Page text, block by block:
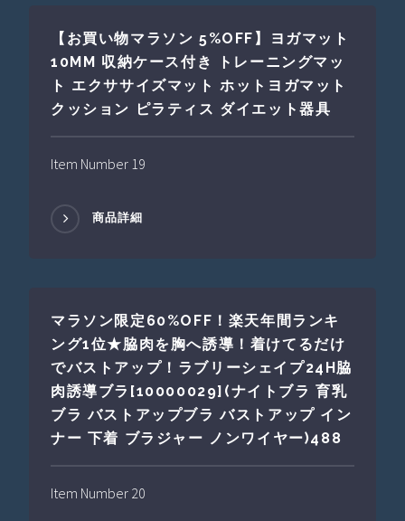
【お買い物マラソン 5%OFF】ヨガマット
10MM 収納ケース付き トレーニングマッ
ト エクササイズマット ホットヨガマット
クッション ピラティス ダイエット器具
Item Number 19
商品詳細
マラソン限定60%OFF！楽天年間ランキ
ング1位★脇肉を胸へ誘導！着けてるだけ
でバストアップ！ラブリーシェイプ24H脇
肉誘導ブラ[10000029](ナイトブラ 育乳
ブラ バストアップブラ バストアップ イン
ナー 下着 ブラジャー ノンワイヤー)488
Item Number 20